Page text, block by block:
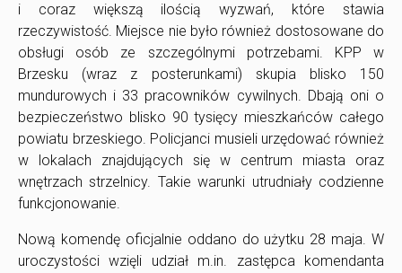
i coraz większą ilością wyzwań, które stawia
rzeczywistość. Miejsce nie było również dostosowane do
obsługi osób ze szczególnymi potrzebami. KPP w
Brzesku (wraz z posterunkami) skupia blisko 150
mundurowych i 33 pracowników cywilnych. Dbają oni o
bezpieczeństwo blisko 90 tysięcy mieszkańców całego
powiatu brzeskiego. Policjanci musieli urzędować również
w lokalach znajdujących się w centrum miasta oraz
wnętrzach strzelnicy. Takie warunki utrudniały codzienne
funkcjonowanie.
Nową komendę oficjalnie oddano do użytku 28 maja. W
uroczystości wzięli udział m.in. zastępca komendanta